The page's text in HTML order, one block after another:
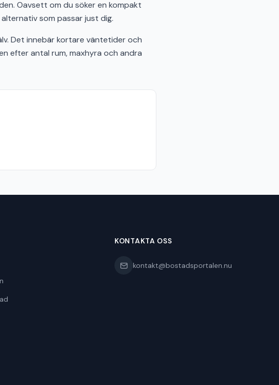
Oavsett om du söker en kompakt
som passar just dig.
Det innebär kortare väntetider och
efter antal rum, maxhyra och andra
KONTAKTA OSS
kontakt@bostadsportalen.nu